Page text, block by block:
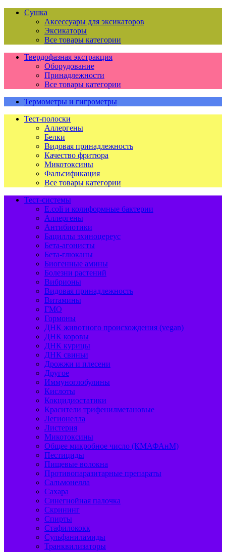
Сушка
Аксессуары для эксикаторов
Эксикаторы
Все товары категории
Твердофазная экстракция
Оборудование
Принадлежности
Все товары категории
Термометры и гигрометры
Тест-полоски
Аллергены
Белки
Видовая принадлежность
Качество фритюра
Микотоксины
Фальсификация
Все товары категории
Тест-системы
E.coli и колиформные бактерии
Аллергены
Антибиотики
Бациллы эхиноцереус
Бета-агонисты
Бета-глюканы
Биогенные амины
Болезни растений
Вибрионы
Видовая принадлежность
Витамины
ГМО
Гормоны
ДНК животного происхождения (vegan)
ДНК коровы
ДНК курицы
ДНК свиньи
Дрожжи и плесени
Другое
Иммуноглобулины
Кислоты
Кокцидиостатики
Красители трифенилметановые
Легионелла
Листерия
Микотоксины
Общее микробное число (КМАФАнМ)
Пестициды
Пищевые волокна
Противопаразитарные препараты
Сальмонелла
Сахара
Синегнойная палочка
Скрининг
Спирты
Стафилококк
Сульфаниламиды
Транквилизаторы